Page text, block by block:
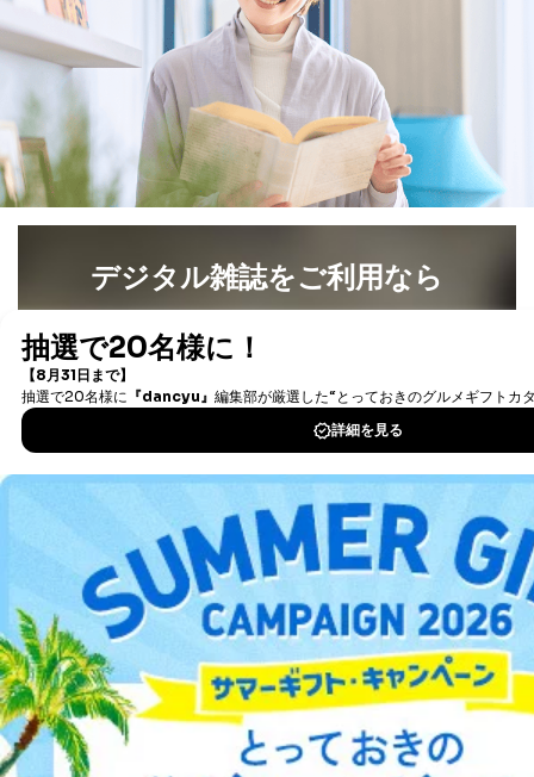
デジタル雑誌をご利用なら
書籍）が無料で読み放題！
DOWNLOAD FOR IOS
DOWNLOAD FOR ANDROID
ご利用方法はこちら
総合案内
アフィリエイト 採用情報